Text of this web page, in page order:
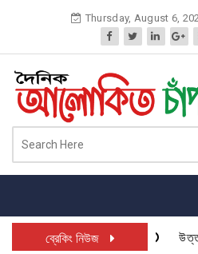
Thursday, August 6,
ব্রেকিং নিউজ